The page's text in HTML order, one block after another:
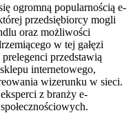
ogromną popularnością e-
przedsiębiorcy mogli
oraz możliwości
w tej gałęzi
przedstawią
internetowego,
wizerunku w sieci.
z branży e-